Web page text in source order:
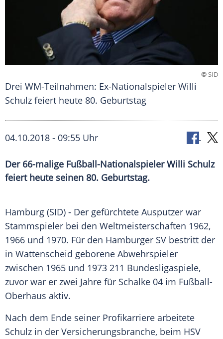
©SID
Drei WM-Teilnahmen: Ex-Nationalspieler Willi
Schulz feiert heute 80. Geburtstag
04.10.2018 - 09:55 Uhr
Der 66-malige Fußball-Nationalspieler Willi Schulz
feiert heute seinen 80. Geburtstag.
Hamburg (SID) - Der gefürchtete Ausputzer war
Stammspieler bei den Weltmeisterschaften 1962,
1966 und 1970. Für den Hamburger SV bestritt der
in Wattenscheid geborene Abwehrspieler
zwischen 1965 und 1973 211 Bundesligaspiele,
zuvor war er zwei Jahre für Schalke 04 im Fußball-
Oberhaus aktiv.
Nach dem Ende seiner Profikarriere arbeitete
Schulz in der Versicherungsbranche, beim HSV